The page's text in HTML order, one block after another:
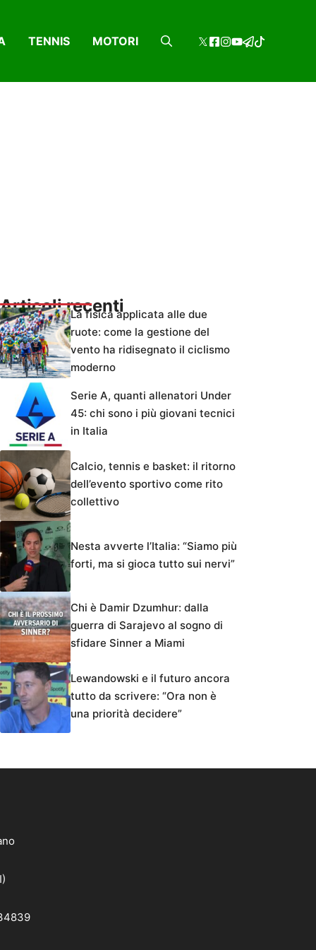
TENNIS MOTORI
Articoli recentiLa fisica applicata alle due
ruote: come la gestione del
vento ha ridisegnato il ciclismo
moderno
Serie A, quanti allenatori Under
45: chi sono i più giovani tecnici
in Italia
Calcio, tennis e basket: il ritorno
dell’evento sportivo come rito
collettivo
Nesta avverte l’Italia: “Siamo più
forti, ma si gioca tutto sui nervi”
Chi è Damir Dzumhur: dalla
guerra di Sarajevo al sogno di
sfidare Sinner a Miami
Lewandowski e il futuro ancora
tutto da scrivere: “Ora non è
una priorità decidere”